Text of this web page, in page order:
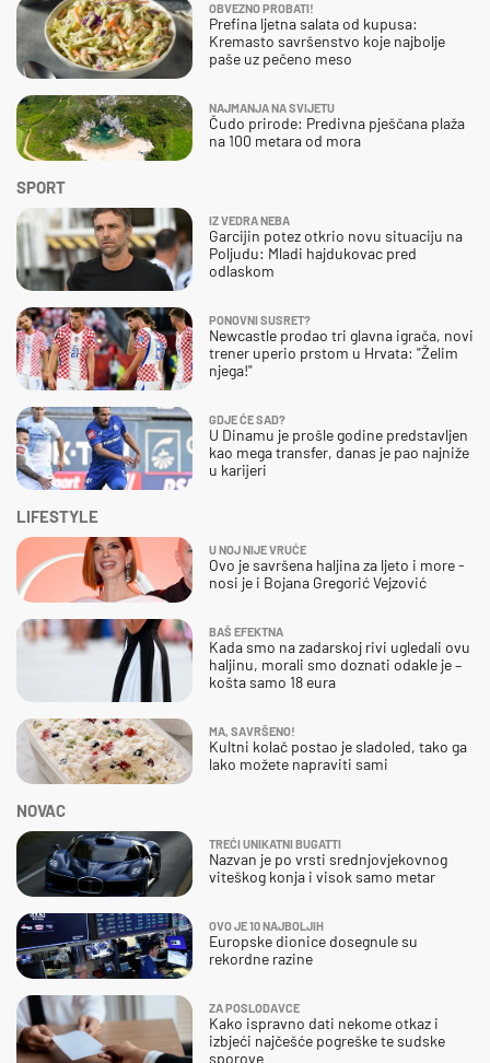
SPORT
IZ VEDRA NEBA
Garcijin potez otkrio novu situaciju na
Poljudu: Mladi hajdukovac pred
odlaskom
PONOVNI SUSRET?
Newcastle prodao tri glavna igrača, novi
trener uperio prstom u Hrvata: "Želim
njega!"
GDJE ĆE SAD?
U Dinamu je prošle godine predstavljen
kao mega transfer, danas je pao najniže
u karijeri
OBVEZNO PROBATI!
Prefina ljetna salata od kupusa:
Kremasto savršenstvo koje najbolje
paše uz pečeno meso
NAJMANJA NA SVIJETU
Čudo prirode: Predivna pješčana plaža
na 100 metara od mora
NOVAC
TREĆI UNIKATNI BUGATTI
Nazvan je po vrsti srednjovjekovnog
viteškog konja i visok samo metar
OVO JE 10 NAJBOLJIH
Europske dionice dosegnule su
rekordne razine
ZA POSLODAVCE
Kako ispravno dati nekome otkaz i
izbjeći najčešće pogreške te sudske
sporove
LIFESTYLE
U NOJ NIJE VRUĆE
Ovo je savršena haljina za ljeto i more -
nosi je i Bojana Gregorić Vejzović
BAŠ EFEKTNA
Kada smo na zadarskoj rivi ugledali ovu
haljinu, morali smo doznati odakle je –
košta samo 18 eura
MA, SAVRŠENO!
Kultni kolač postao je sladoled, tako ga
lako možete napraviti sami